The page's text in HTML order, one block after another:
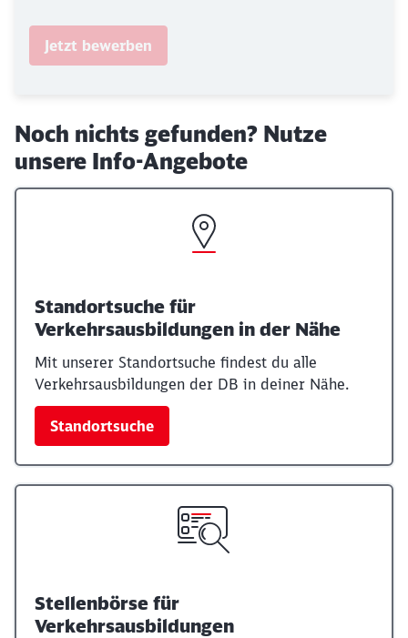
Jetzt bewerben
Noch nichts gefunden? Nutze
unsere Info-Angebote
Standortsuche für
Verkehrsausbildungen in der Nähe
Mit unserer Standortsuche findest du alle
Verkehrsausbildungen der DB in deiner Nähe.
Standortsuche
Stellenbörse für
Verkehrsausbildungen